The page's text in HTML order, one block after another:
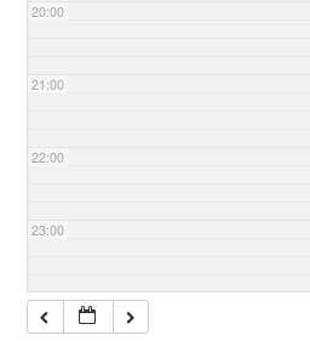
20:00
21:00
22:00
23:00